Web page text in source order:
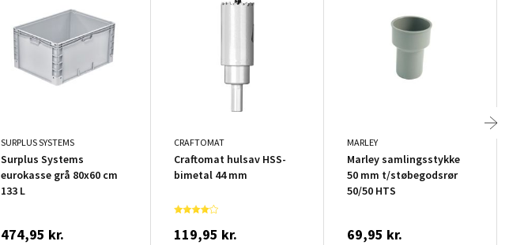
SURPLUS SYSTEMS
Surplus Systems
eurokasse grå 80x60 cm
133 L
474,95 kr.
CRAFTOMAT
Craftomat hulsav HSS-
bimetal 44 mm
119,95 kr.
MARLEY
Marley samlingsstykke
50 mm t/støbegodsrør
50/50 HTS
69,95 kr.